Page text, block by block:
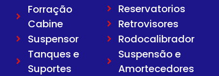
Forração
Cabine
Suspensor
Tanques e
Suportes
Reservatorios
Retrovisores
Rodocalibrador
Suspensão e
Amortecedores